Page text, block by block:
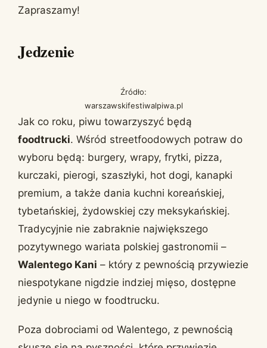
Zapraszamy!
Jedzenie
Źródło:
warszawskifestiwalpiwa.pl
Jak co roku, piwu towarzyszyć będą
foodtrucki. Wśród streetfoodowych potraw do
wyboru będą: burgery, wrapy, frytki, pizza,
kurczaki, pierogi, szaszłyki, hot dogi, kanapki
premium, a także dania kuchni koreańskiej,
tybetańskiej, żydowskiej czy meksykańskiej.
Tradycyjnie nie zabraknie największego
pozytywnego wariata polskiej gastronomii –
Walentego Kani – który z pewnością przywiezie
niespotykane nigdzie indziej mięso, dostępne
jedynie u niego w foodtrucku.
Poza dobrociami od Walentego, z pewnością